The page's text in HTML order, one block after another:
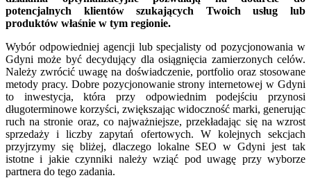
potencjalnych klientów szukających Twoich usług lub
produktów właśnie w tym regionie.
Wybór odpowiedniej agencji lub specjalisty od pozycjonowania w
Gdyni może być decydujący dla osiągnięcia zamierzonych celów.
Należy zwrócić uwagę na doświadczenie, portfolio oraz stosowane
metody pracy. Dobre pozycjonowanie strony internetowej w Gdyni
to inwestycja, która przy odpowiednim podejściu przynosi
długoterminowe korzyści, zwiększając widoczność marki, generując
ruch na stronie oraz, co najważniejsze, przekładając się na wzrost
sprzedaży i liczby zapytań ofertowych. W kolejnych sekcjach
przyjrzymy się bliżej, dlaczego lokalne SEO w Gdyni jest tak
istotne i jakie czynniki należy wziąć pod uwagę przy wyborze
partnera do tego zadania.